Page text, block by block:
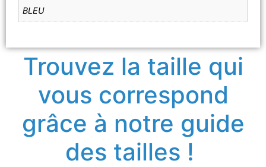
BLEU
Trouvez la taille qui
vous correspond
grâce à notre guide
des tailles !